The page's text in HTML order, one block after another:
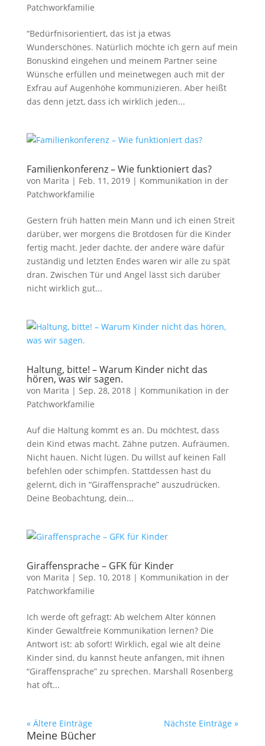
Patchworkfamilie
“Bedürfnisorientiert, das ist ja etwas
Wunderschönes. Natürlich möchte ich gern auf mein
Bonuskind eingehen und meinem Partner seine
Wünsche erfüllen und meinetwegen auch mit der
Exfrau auf Augenhöhe kommunizieren. Aber heißt
das denn jetzt, dass ich wirklich jeden...
Familienkonferenz – Wie funktioniert das?
von Marita | Feb. 11, 2019| Kommunikation in der
Patchworkfamilie
Gestern früh hatten mein Mann und ich einen Streit
darüber, wer morgens die Brotdosen für die Kinder
fertig macht. Jeder dachte, der andere wäre dafür
zuständig und letzten Endes waren wir alle zu spät
dran. Zwischen Tür und Angel lässt sich darüber
nicht wirklich gut...
Haltung, bitte! – Warum Kinder nicht das
hören, was wir sagen.
von Marita | Sep. 28, 2018| Kommunikation in der
Patchworkfamilie
Auf die Haltung kommt es an. Du möchtest, dass
dein Kind etwas macht. Zähne putzen. Aufräumen.
Nicht hauen. Nicht lügen. Du willst auf keinen Fall
befehlen oder schimpfen. Stattdessen hast du
gelernt, dich in “Giraffensprache” auszudrücken.
Deine Beobachtung, dein...
Giraffensprache – GFK für Kinder
von Marita | Sep. 10, 2018| Kommunikation in der
Patchworkfamilie
Ich werde oft gefragt: Ab welchem Alter können
Kinder Gewaltfreie Kommunikation lernen? Die
Antwort ist: ab sofort! Wirklich, egal wie alt deine
Kinder sind, du kannst heute anfangen, mit ihnen
“Giraffensprache” zu sprechen. Marshall Rosenberg
hat oft...
« Ältere Einträge Nächste Einträge »
Meine Bücher